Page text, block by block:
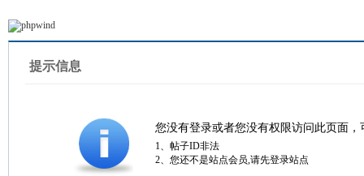
提示信息
您没有登录或者您没有权限访问此页面
1、帖子ID非法
2、您还不是站点会员,请先登录站点